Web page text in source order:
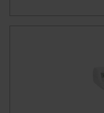
führen, dass die
„Einige
Daten in den USA.
Cookies dieser